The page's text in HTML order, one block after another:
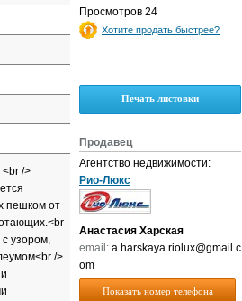
/>
пешком от
узором,
/>
Просмотров 24
Хотите продать быстрее?
Печать листовки
Продавец
Агентство недвижимости:
Рио-Люкс
Анастасия Харская
email: a.harskaya.riolux@gmail.c
om
Показать номер телефона